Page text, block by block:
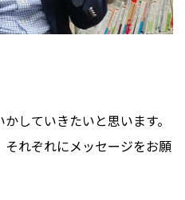
していきたいと思います。
れぞれにメッセージをお願